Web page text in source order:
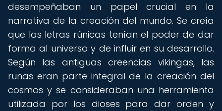
desempeñaban un papel crucial en la
narrativa de la creación del mundo. Se creía
que las letras rúnicas tenían el poder de dar
forma al universo y de influir en su desarrollo.
Según las antiguas creencias vikingas, las
runas eran parte integral de la creación del
cosmos y se consideraban una herramienta
utilizada por los dioses para dar orden y